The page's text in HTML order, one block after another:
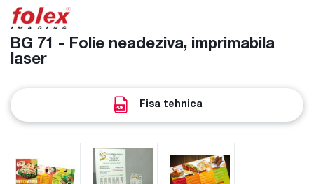
BG 71 - Folie neadeziva, imprimabila
laser
Fisa tehnica